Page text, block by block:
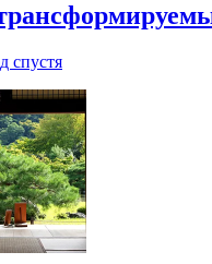
спустя